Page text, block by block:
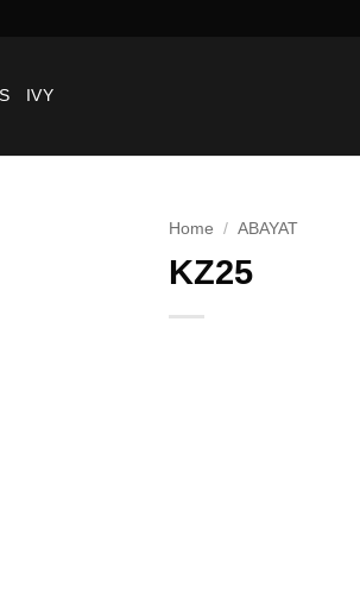
IVY
Home / ABAYAT
KZ25